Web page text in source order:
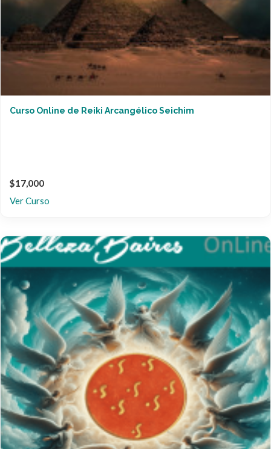
Curso Online de Reiki Arcangélico Seichim
$17,000
Ver Curso